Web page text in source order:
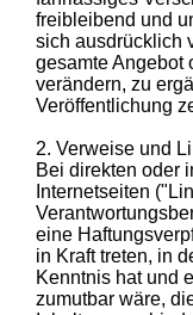
freibleibend und
sich ausdrücklich
gesamte Angebot
verändern, zu
Veröffentlichung
2. Verweise und
Bei direkten oder
Internetseiten
eine
in Kraft treten, in
Kenntnis hat und
zumutbar wäre,